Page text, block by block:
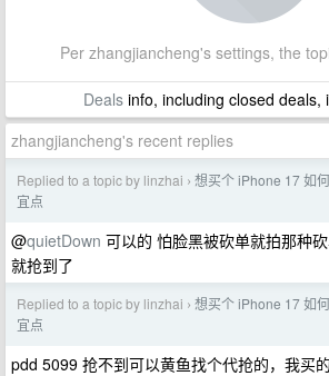
Per zhangjiancheng's settings, the
Dealsinfo, including closed deals,
zhangjiancheng's recent replies
Replied to a topic by linzhai › 想买个 iPhone 17 如
宜点
@quietDown 可以的 怕脸黑被砍单就拍那种
就抢到了
Replied to a topic by linzhai › 想买个 iPhone 17 如
宜点
pdd 5099 抢不到可以黄鱼找个代抢的，我买